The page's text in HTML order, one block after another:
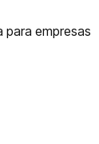
para empresas